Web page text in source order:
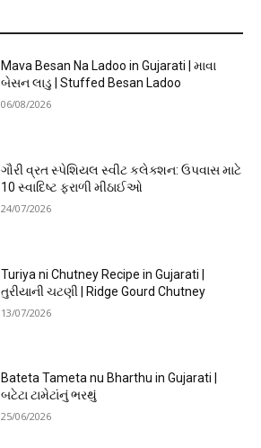
Mava Besan Na Ladoo in Gujarati | માવા
બેસન લાડુ | Stuffed Besan Ladoo
06/08/2026
ગૌરી વ્રત સ્પેશિયલ સ્વીટ કલેક્શન: ઉપવાસ માટે
10 સ્વાદિષ્ટ ફરાળી મીઠાઈઓ
24/07/2026
Turiya ni Chutney Recipe in Gujarati |
તુરીયાની ચટણી | Ridge Gourd Chutney
13/07/2026
Bateta Tameta nu Bharthu in Gujarati |
બટેટા ટામેટાંનું ભરથું
25/06/2026